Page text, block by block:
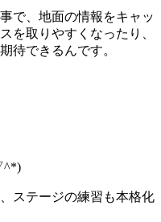
で、地面の情報をキャッ
を取りやすくなったり、
待できるんです。
ステージの練習も本格化